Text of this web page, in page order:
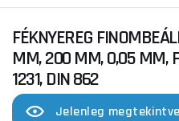
FÉKNYEREG
MM, 200 MM, 0,05 MM,
1231, DIN 862
Jelenleg